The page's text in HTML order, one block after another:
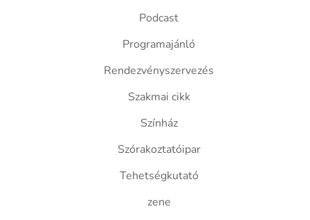
Podcast
Programajánló
Rendezvényszervezés
Szakmai cikk
Színház
Szórakoztatóipar
Tehetségkutató
zene